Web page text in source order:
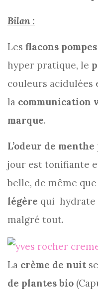
Bilan :
Les flacons pompes
hyper pratique, le
couleurs acidulées
la communication
marque.
L’odeur de
jour est tonifiante
belle, de même
légère qui hydrate
malgré tout.
La crème de nuit
de plantes bio